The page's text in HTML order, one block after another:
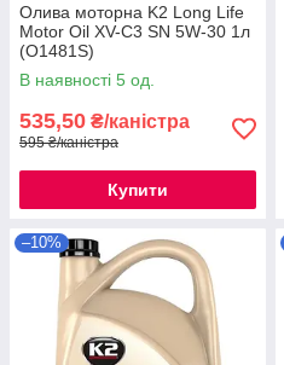
Олива моторна K2 Long Life
Motor Oil XV-C3 SN 5W-30 1л
(O1481S)
В наявності 5 од.
535,50 ₴/каністра
595 ₴/каністра
Купити
–10%